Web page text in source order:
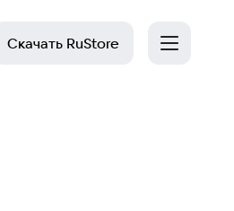
Скачать RuStore